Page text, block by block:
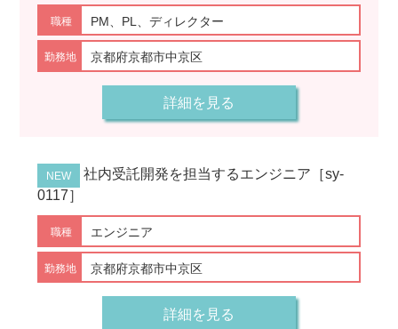
PM、PL、ディレクター
京都府京都市中京区
詳細を見る
社内受託開発を担当するエンジニア［sy-
0117］
エンジニア
京都府京都市中京区
詳細を見る